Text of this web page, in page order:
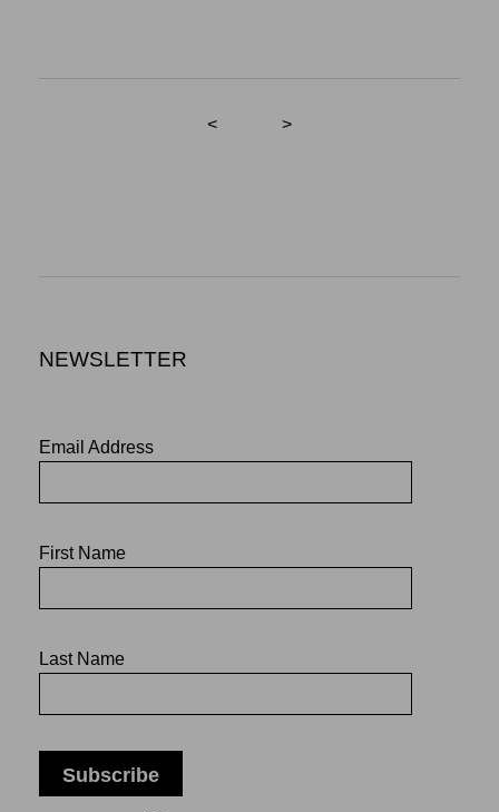
< >
NEWSLETTER
Email Address
First Name
Last Name